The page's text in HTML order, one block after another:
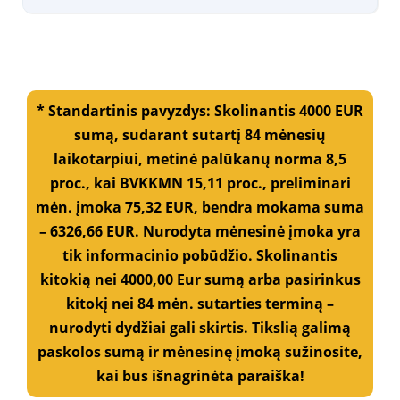
* Standartinis pavyzdys: Skolinantis 4000 EUR
sumą, sudarant sutartį 84 mėnesių
laikotarpiui, metinė palūkanų norma 8,5
proc., kai BVKKMN 15,11 proc., preliminari
mėn. įmoka 75,32 EUR, bendra mokama suma
– 6326,66 EUR. Nurodyta mėnesinė įmoka yra
tik informacinio pobūdžio. Skolinantis
kitokią nei 4000,00 Eur sumą arba pasirinkus
kitokį nei 84 mėn. sutarties terminą –
nurodyti dydžiai gali skirtis. Tikslią galimą
paskolos sumą ir mėnesinę įmoką sužinosite,
kai bus išnagrinėta paraiška!